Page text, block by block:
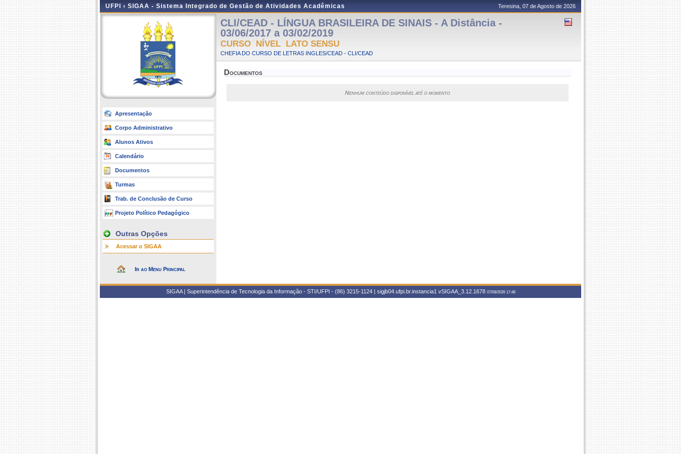
UFPI › SIGAA - Sistema Integrado de Gestão de Atividades Acadêmicas Teresina, 07 de Agosto de 2026
Apresentação
Corpo Administrativo
Alunos Ativos
Calendário
Documentos
Turmas
Trab. de Conclusão de Curso
Projeto Político Pedagógico
Outras Opções
Acessar o SIGAA
Ir ao Menu Principal
CLI/CEAD - LÍNGUA BRASILEIRA DE SINAIS - A Distância -
03/06/2017 a 03/02/2019
CURSO NÍVEL LATO SENSU
CHEFIA DO CURSO DE LETRAS INGLES/CEAD - CLI/CEAD
Documentos
Nenhum conteúdo disponível até o momento
SIGAA | Superintendência de Tecnologia da Informação - STI/UFPI - (86) 3215-1124 | sigjb04.ufpi.br.instancia1 vSIGAA_3.12.1678 07/08/2026 17:48